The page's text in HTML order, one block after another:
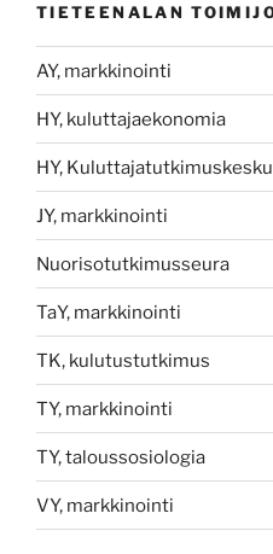
TIETEENALAN
AY, markkinointi
HY, kuluttajaekonomia
HY,
JY, markkinointi
Nuorisotutkimusseura
TaY, markkinointi
TK, kulutustutkimus
TY, markkinointi
TY, taloussosiologia
VY, markkinointi